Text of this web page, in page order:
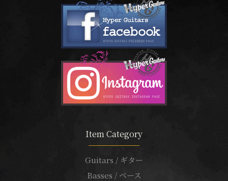
Item Category
Guitars / ギター
Basses / ベース